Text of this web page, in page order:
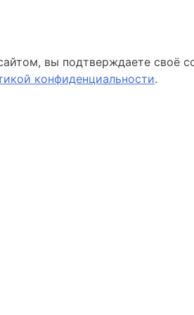
вы подтверждаете своё
конфиденциальности.